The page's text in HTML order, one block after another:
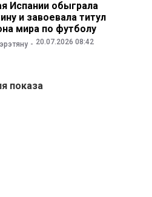
Испании обыграла
и завоевала титул
мира по футболу
20.07.2026 08:42
показа